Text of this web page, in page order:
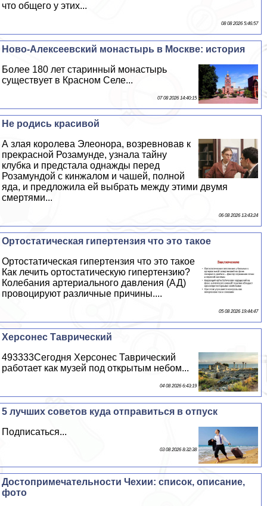
что общего у этих...
08 08 2026 5:46:57
Ново-Алексеевский монастырь в Москве: история
Более 180 лет старинный монастырь
существует в Красном Селе...
07 08 2026 14:40:15
Не родись красивой
А злая королева Элеонора, возревновав к
прекрасной Розамунде, узнала тайну
клубка и предстала однажды перед
Розамундой с кинжалом и чашей, полной
яда, и предложила ей выбрать между этими двумя
cмepтями...
06 08 2026 13:43:24
Ортостатическая гипертензия что это такое
Ортостатическая гипертензия что это такое
Как лечить ортостатическую гипертензию?
Колебания артериального давления (АД)
провоцируют различные причины....
05 08 2026 19:44:47
Херсонес Таврический
493333Сегодня Херсонес Таврический
работает как музей под открытым небом...
04 08 2026 6:43:19
5 лучших советов куда отправиться в отпуск
Подписаться...
03 08 2026 8:32:38
Достопримечательности Чехии: список, описание,
фото